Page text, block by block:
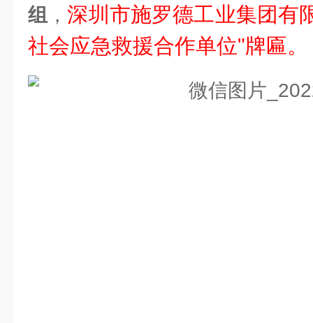
组 ，深圳市施罗德工业集团有
社会应急救援合作单位"牌匾。